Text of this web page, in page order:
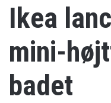
Ikea
mini-
badet